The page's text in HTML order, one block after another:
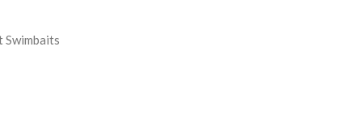
Shad
Swimbaits